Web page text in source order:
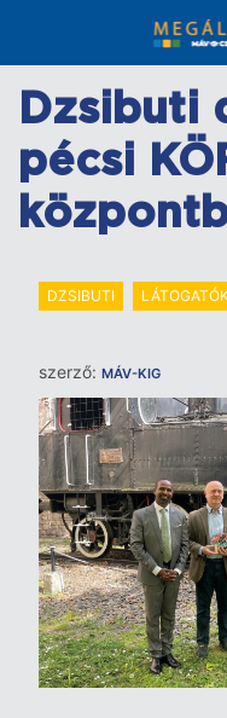
tartalomra
Dzsibuti
pécsi
DZSIBUTI
szerző: MÁV-KIG